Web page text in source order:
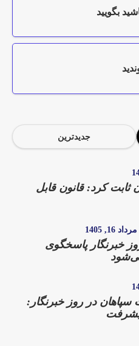
بگویید
جدیدترین
کرد: قانون قابل
مرداد 16, 1405
خبرنگار پاسخگوی
سپاهان در روز خبرنگار: